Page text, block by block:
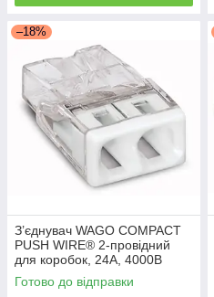
–18%
З’єднувач WAGO COMPACT
PUSH WIRE® 2-провідний
для коробок, 24А, 4000В
Готово до відправки